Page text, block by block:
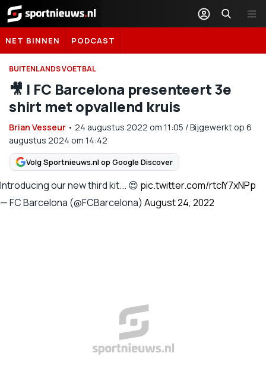
Sportnieuws.nl
NET BINNEN PODCAST
BUITENLANDS VOETBAL
🎥 | FC Barcelona presenteert 3e
shirt met opvallend kruis
Brian Vesseur • 24 augustus 2022 om 11:05 /Bijgewerkt op 6
augustus 2024 om 14:42
Volg Sportnieuws.nl op Google Discover
Introducing our new third kit... 😍 pic.twitter.com/rtcIY7xNPp
— FC Barcelona (@FCBarcelona) August 24, 2022